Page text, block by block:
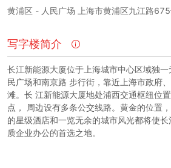
黄浦区 - 人民广场 上海市黄浦区九江路
写字楼简介
长江新能源大厦位于上海城市中心区域独
民广场和南京路 步行街，靠近上海市政府
滩。长 江新能源大厦地处浦西交通枢纽位
点， 周边设有多条公交线路。黄金的位置
的星级酒店和一览无余的城市风光都将使
质企业办公的首选之地。